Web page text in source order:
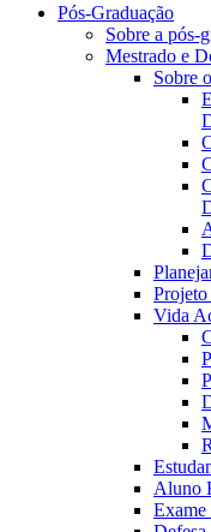
Pós-Graduação
Sobre a pós-
Mestrado e
Sobre
Vida
Aluno